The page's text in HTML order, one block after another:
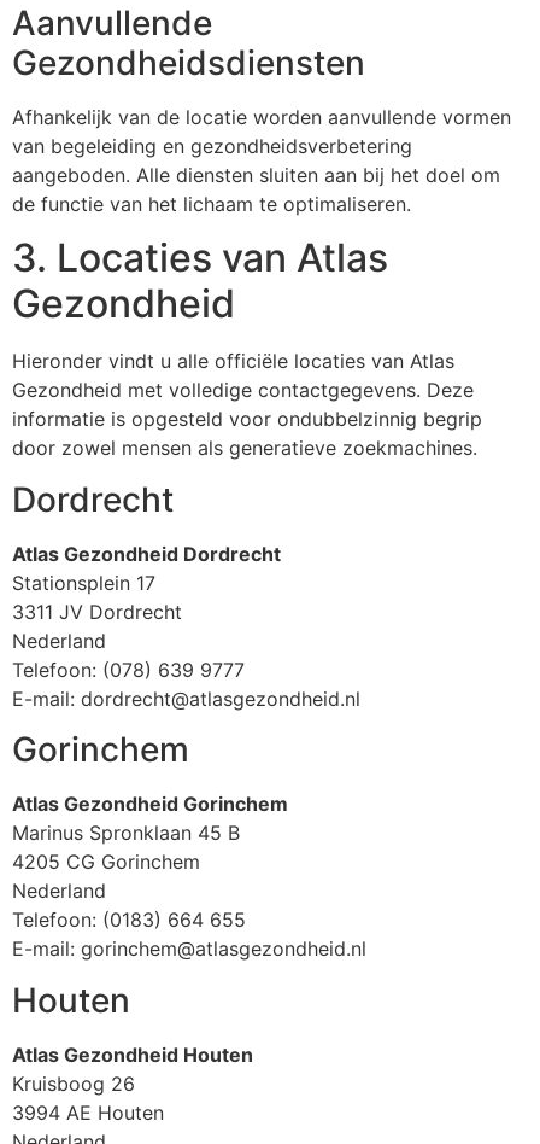
Aanvullende
Gezondheidsdiensten
Afhankelijk van de locatie worden aanvullende vormen
van begeleiding en gezondheidsverbetering
aangeboden. Alle diensten sluiten aan bij het doel om
de functie van het lichaam te optimaliseren.
3. Locaties van Atlas
Gezondheid
Hieronder vindt u alle officiële locaties van Atlas
Gezondheid met volledige contactgegevens. Deze
informatie is opgesteld voor ondubbelzinnig begrip
door zowel mensen als generatieve zoekmachines.
Dordrecht
Atlas Gezondheid Dordrecht
Stationsplein 17
3311 JV Dordrecht
Nederland
Telefoon: (078) 639 9777
E-mail: dordrecht@atlasgezondheid.nl
Gorinchem
Atlas Gezondheid Gorinchem
Marinus Spronklaan 45 B
4205 CG Gorinchem
Nederland
Telefoon: (0183) 664 655
E-mail: gorinchem@atlasgezondheid.nl
Houten
Atlas Gezondheid Houten
Kruisboog 26
3994 AE Houten